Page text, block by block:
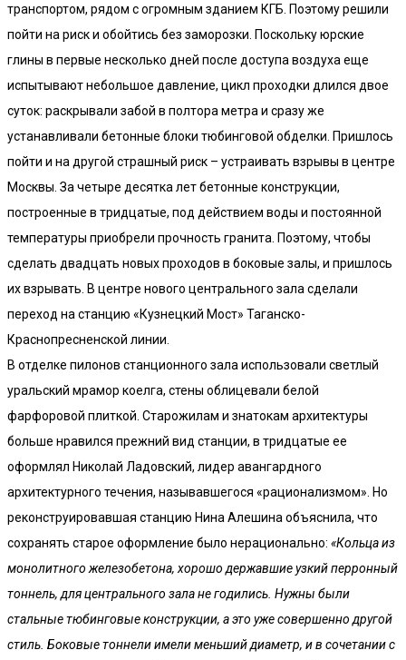
транспортом, рядом с огромным зданием КГБ. Поэтому решили
пойти на риск и обойтись без заморозки. Поскольку юрские
глины в первые несколько дней после доступа воздуха еще
испытывают небольшое давление, цикл проходки длился двое
суток: раскрывали забой в полтора метра и сразу же
устанавливали бетонные блоки тюбинговой обделки. Пришлось
пойти и на другой страшный риск – устраивать взрывы в центре
Москвы. За четыре десятка лет бетонные конструкции,
построенные в тридцатые, под действием воды и постоянной
температуры приобрели прочность гранита. Поэтому, чтобы
сделать двадцать новых проходов в боковые залы, и пришлось
их взрывать. В центре нового центрального зала сделали
переход на станцию «Кузнецкий Мост» Таганско-
Краснопресненской линии.
В отделке пилонов станционного зала использовали светлый
уральский мрамор коелга, стены облицевали белой
фарфоровой плиткой. Старожилам и знатокам архитектуры
больше нравился прежний вид станции, в тридцатые ее
оформлял Николай Ладовский, лидер авангардного
архитектурного течения, называвшегося «рационализмом». Но
реконструировавшая станцию Нина Алешина объяснила, что
сохранять старое оформление было нерационально: «Кольца из
монолитного железобетона, хорошо державшие узкий перронный
тоннель, для центрального зала не годились. Нужны были
стальные тюбинговые конструкции, а это уже совершенно другой
стиль. Боковые тоннели имели меньший диаметр, и в сочетании с